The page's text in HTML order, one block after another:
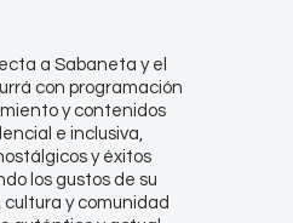
a Sabaneta y el
con programación
y contenidos
e inclusiva,
y éxitos
los gustos de su
y comunidad